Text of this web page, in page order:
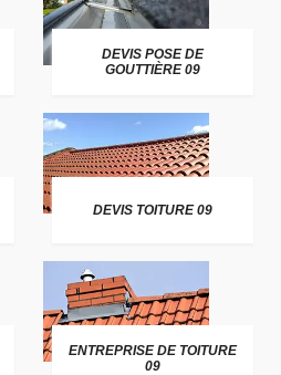
DEVIS POSE DE
GOUTTIÈRE 09
DEVIS TOITURE 09
ENTREPRISE DE TOITURE
09